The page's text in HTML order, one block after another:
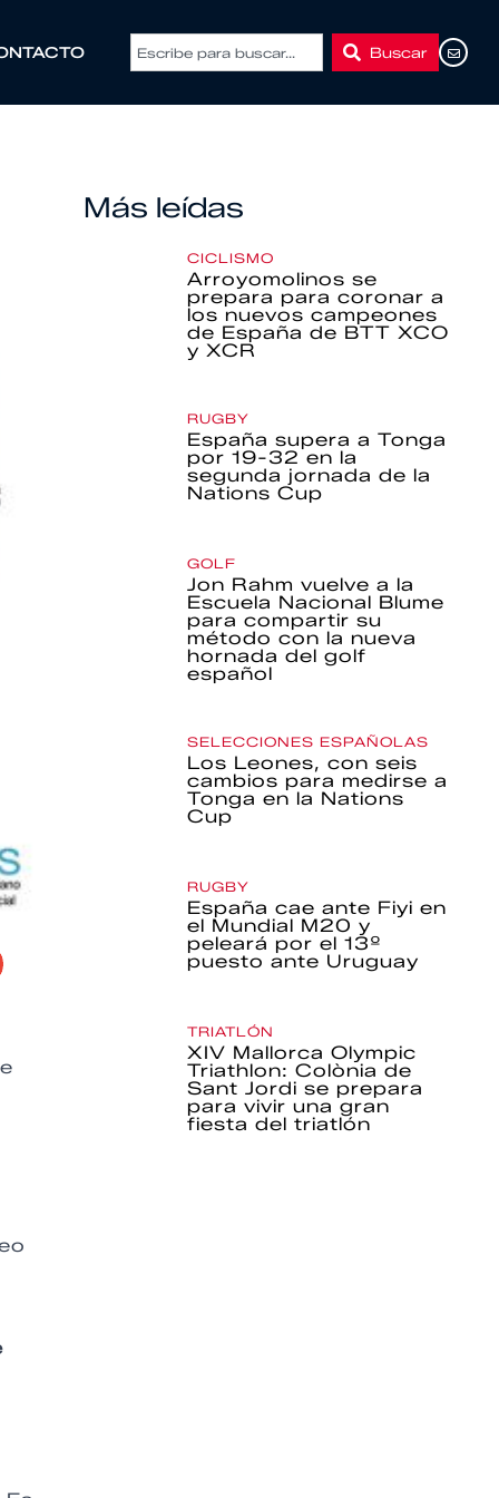
Buscar
Más leídas
CICLISMO
Arroyomolinos se
prepara para coronar a
los nuevos campeones
de España de BTT XCO
y XCR
RUGBY
España supera a Tonga
por 19-32 en la
segunda jornada de la
Nations Cup
GOLF
Jon Rahm vuelve a la
Escuela Nacional Blume
para compartir su
método con la nueva
hornada del golf
español
SELECCIONES ESPAÑOLAS
Los Leones, con seis
cambios para medirse a
Tonga en la Nations
Cup
RUGBY
España cae ante Fiyi en
el Mundial M20 y
peleará por el 13º
puesto ante Uruguay
TRIATLÓN
XIV Mallorca Olympic
Triathlon: Colònia de
Sant Jordi se prepara
para vivir una gran
fiesta del triatlón